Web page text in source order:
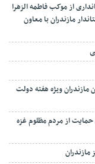
از موکب فاطمه الزهرا
مازندران با معاون
ویژه هفته دولت
حمایت از مردم مظلوم غزه